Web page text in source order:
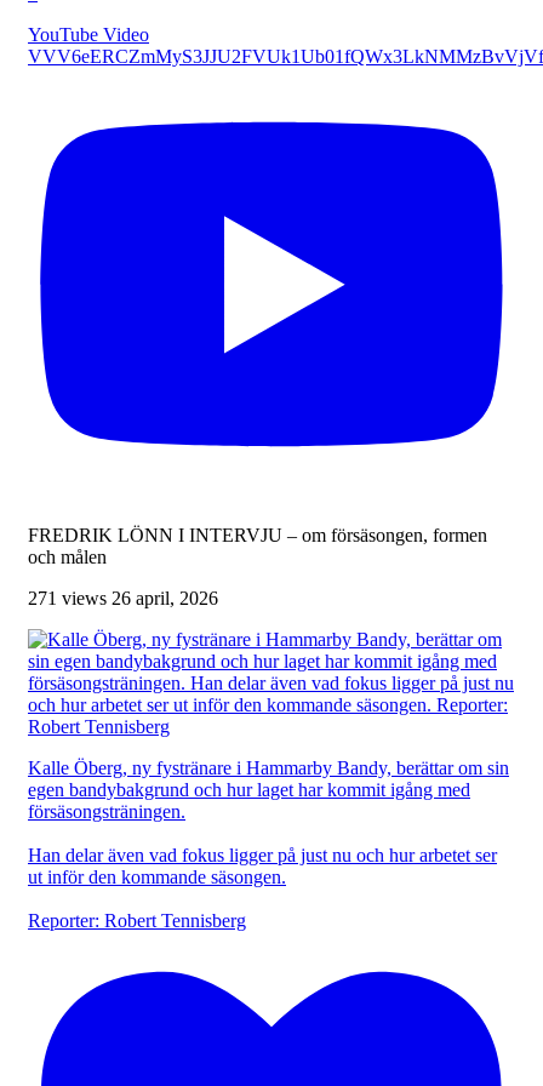
YouTube Video
FREDRIK LÖNN I INTERVJU – om försäsongen, formen
och målen
271 views 26 april, 2026
Kalle Öberg, ny fystränare i Hammarby Bandy, berättar om sin
egen bandybakgrund och hur laget har kommit igång med
försäsongsträningen.
Han delar även vad fokus ligger på just nu och hur arbetet ser
ut inför den kommande säsongen.
Reporter: Robert Tennisberg